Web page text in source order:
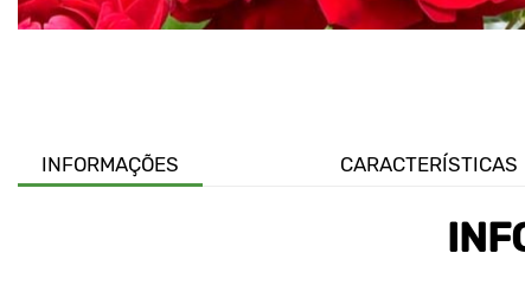
INFORMAÇÕES CARACTERÍSTICAS